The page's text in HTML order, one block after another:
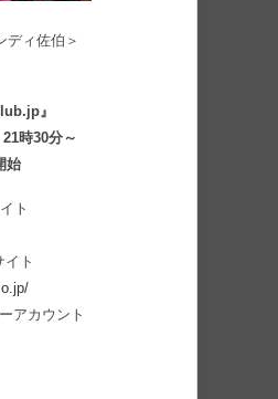
ディ佐伯＞
』
時30分～
始
ト
ト
アカウント